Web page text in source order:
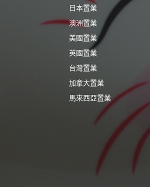
日本置業
澳洲置業
美國置業
英國置業
台灣置業
加拿大置業
馬來西亞置業